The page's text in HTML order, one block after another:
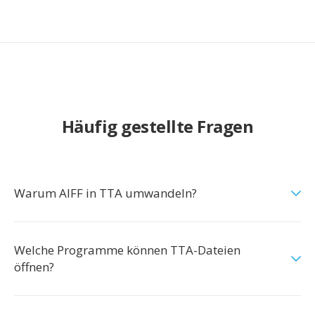
Häufig gestellte Fragen
Warum AIFF in TTA umwandeln?
Welche Programme können TTA-Dateien
öffnen?